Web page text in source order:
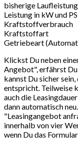
bisherige Laufleistung
Leistung in kW und PS
Kraftstoffverbrauch
Kraftstoffart
Getriebeart
Klickst Du neben
Angebot", erfährst
kannst Du sicher
entspricht. Teilweise
auch die
dann automatisch
"Leasingangebot
innerhalb von vier
wenn Du das